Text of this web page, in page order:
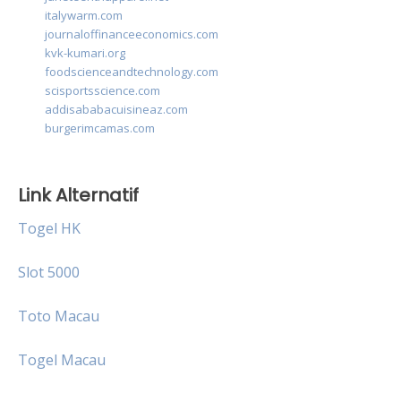
italywarm.com
journaloffinanceeconomics.com
kvk-kumari.org
foodscienceandtechnology.com
scisportsscience.com
addisababacuisineaz.com
burgerimcamas.com
Link Alternatif
Togel HK
Slot 5000
Toto Macau
Togel Macau